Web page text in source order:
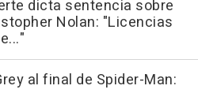
dicta sentencia sobre
Nolan: "Licencias
al final de Spider-Man: